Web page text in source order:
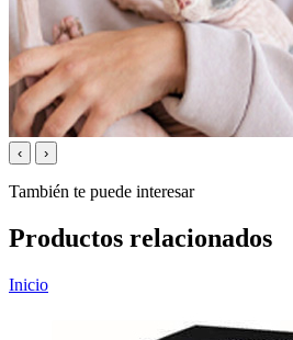
‹ ›
También te puede interesar
Productos relacionados
Inicio